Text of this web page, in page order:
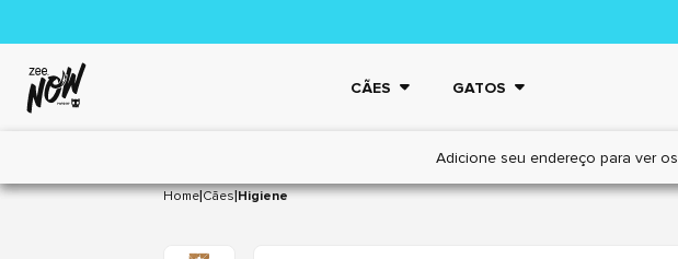
CÃES GATOS
Adicione seu endereço para ver os
Home|Cães|Higiene